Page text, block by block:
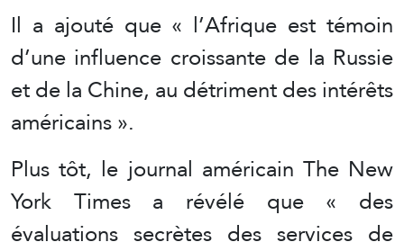
Il a ajouté que « l’Afrique est témoin
d’une influence croissante de la Russie
et de la Chine, au détriment des intérêts
américains ».
Plus tôt, le journal américain The New
York Times a révélé que « des
évaluations secrètes des services de